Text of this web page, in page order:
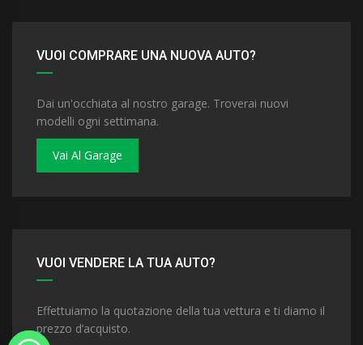
VUOI COMPRARE UNA NUOVA AUTO?
Dai un'occhiata al nostro garage. Troverai nuovi
modelli ogni settimana.
Vai Al Garage
VUOI VENDERE LA TUA AUTO?
Effettuiamo la quotazione della tua vettura e ti diamo il
prezzo d’acquisto.